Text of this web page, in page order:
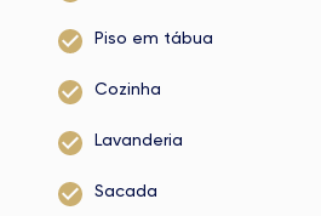
Piso em tábua
Cozinha
Lavanderia
Sacada